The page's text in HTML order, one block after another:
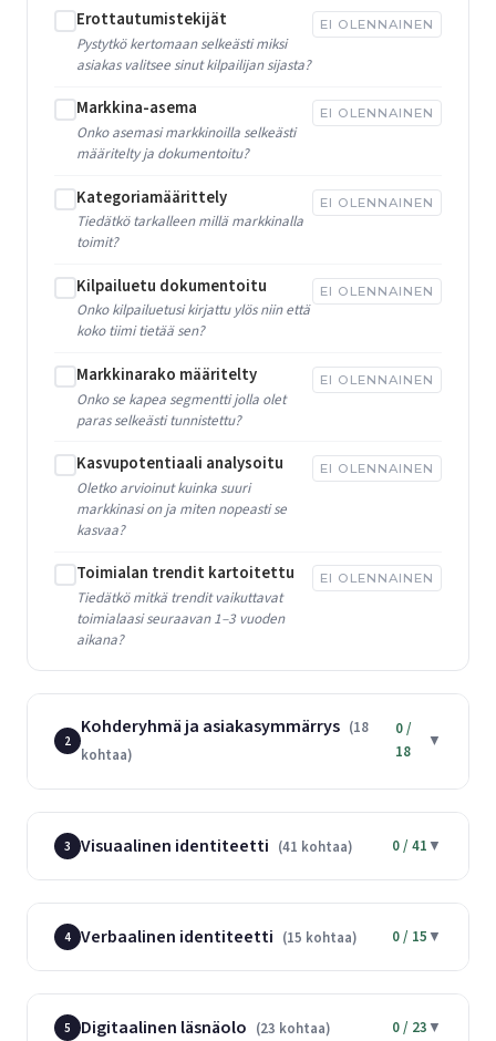
Erottautumistekijät
Pystytkö kertomaan selkeästi miksi
asiakas valitsee sinut kilpailijan sijasta?
EI OLENNAINEN
Markkina-asema
Onko asemasi markkinoilla selkeästi
määritelty ja dokumentoitu?
EI OLENNAINEN
Kategoriamäärittely
Tiedätkö tarkalleen millä markkinalla
toimit?
EI OLENNAINEN
Kilpailuetu dokumentoitu
Onko kilpailuetusi kirjattu ylös niin että
koko tiimi tietää sen?
EI OLENNAINEN
Markkinarako määritelty
Onko se kapea segmentti jolla olet
paras selkeästi tunnistettu?
EI OLENNAINEN
Kasvupotentiaali analysoitu
Oletko arvioinut kuinka suuri
markkinasi on ja miten nopeasti se
kasvaa?
EI OLENNAINEN
Toimialan trendit kartoitettu
Tiedätkö mitkä trendit vaikuttavat
toimialaasi seuraavan 1–3 vuoden
aikana?
EI OLENNAINEN
2
Kohderyhmä ja asiakasymmärrys (18
kohtaa)
0 /
18
▼
3 Visuaalinen identiteetti (41 kohtaa) 0 / 41 ▼
4 Verbaalinen identiteetti (15 kohtaa) 0 / 15 ▼
5 Digitaalinen läsnäolo (23 kohtaa) 0 / 23 ▼